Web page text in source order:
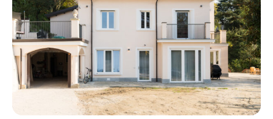
CHIERI